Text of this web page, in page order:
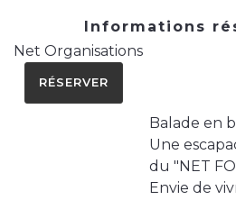
Informations
Net Organisations
RÉSERVER
Balade en
Une
du "NET
Envie de